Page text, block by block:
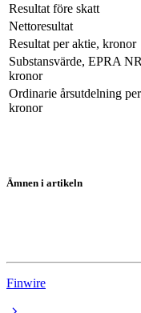
Resultat före skatt
Nettoresultat
Resultat per aktie, kronor
Substansvärde, EPRA
kronor
Ordinarie årsutdelning
kronor
Ämnen i artikeln
Finwire